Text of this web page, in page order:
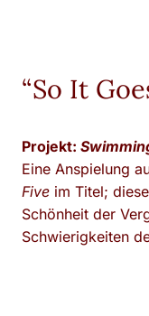
“So It
Projekt:
Eine Anspielung
Five im Titel;
Schönheit der
Schwierigkeiten